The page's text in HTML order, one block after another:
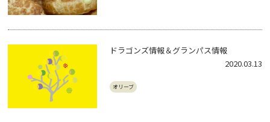
ドラゴンズ情報＆グランパス情報
2020.03.13
オリーブ